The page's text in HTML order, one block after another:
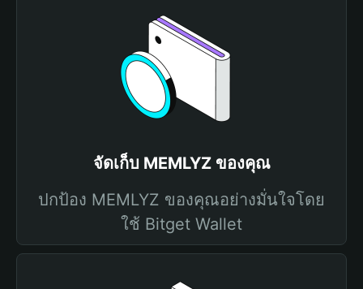
จัดเก็บ MEMLYZ ของคุณ
ปกป้อง MEMLYZ ของคุณอย่างมั่นใจโดย
ใช้ Bitget Wallet